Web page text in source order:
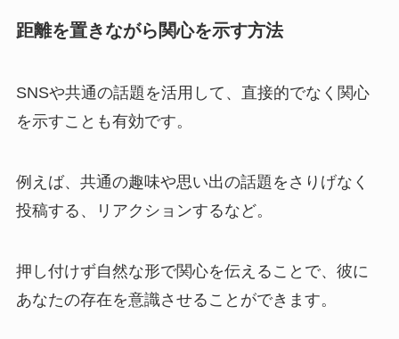
距離を置きながら関心を示す方法
SNSや共通の話題を活用して、直接的でなく関心
を示すことも有効です。
例えば、共通の趣味や思い出の話題をさりげなく
投稿する、リアクションするなど。
押し付けず自然な形で関心を伝えることで、彼に
あなたの存在を意識させることができます。